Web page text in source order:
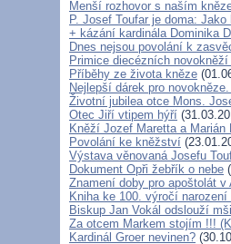
Menší rozhovor s naším
P. Josef Toufar je doma:
+ kázání kardinála Dominika
Dnes nejsou povolání k
Primice diecézních
Příběhy ze života kněze
Nejlepší dárek pro
Životní jubilea otce Mons.
Otec Jiří vtipem hýří
Kněží Jozef Maretta a Marián
Povolání ke kněžství
Výstava věnovaná Josefu
Dokument Opři žebřík o nebe
Znamení doby pro apoštolát v
Kniha ke 100. výročí narození
Biskup Jan Vokál odslouží
Za otcem Markem stojím !!!
Kardinál Groer nevinen?